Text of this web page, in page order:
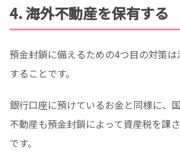
4. 海外不動産を保有する
預金封鎖に備えるための4つ目の対策
することです。
銀行口座に預けているお金と同様に、
不動産も預金封鎖によって資産税を課
です。